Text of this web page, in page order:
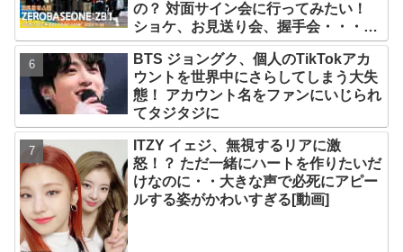
の？ 対面サイン会に行ってみたい！
ショケ、お見送り会、握手会・・・リ
リースイベントあれこれを紹介
BTS ジョングク、個人のTikTokアカ
ウントを世界中にさらしてしまう大失
態！ アカウント名をファンにいじられ
てタジタジに
ITZY イェジ、無視するリアに激
怒！？ ただ一緒にハートを作りたいだ
けなのに・・大きな声で必死にアピー
ルする姿がかわいすぎる[動画]